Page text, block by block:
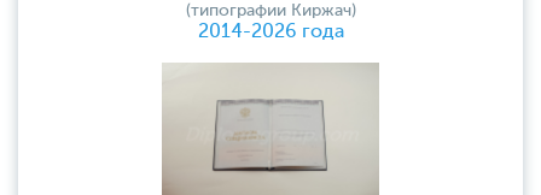
(типографии Киржач)
2014-2026 года